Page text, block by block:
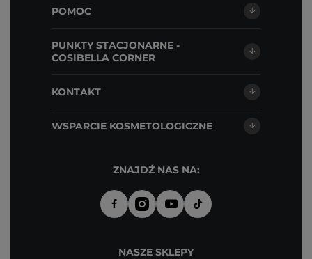
POMOC
PUNKTY STACJONARNE -
COSIBELLA CORNER
KONTAKT
WSPARCIE KOSMETOLOGICZNE
ZNAJDŹ NAS NA:
NASZE SKLEPY